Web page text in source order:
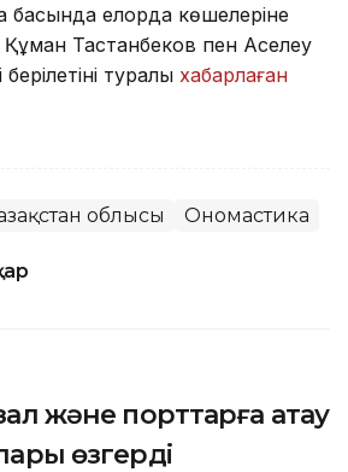
басында елорда көшелеріне
Тастанбеков пен Ақселеу
туралы хабарлаған
облысы Ономастика
және порттарға атау
өзгерді